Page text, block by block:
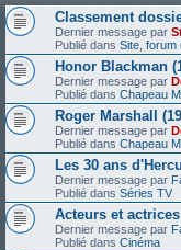
Classement
Dernier message par
Publié dans Site, forum
Honor Blackman
Dernier message par
Publié dans Chapeau
Roger Marshall
Dernier message par
Publié dans Chapeau
Les 30 ans
Dernier message par
Publié dans Séries TV
Acteurs et
Dernier message par
Publié dans Cinéma